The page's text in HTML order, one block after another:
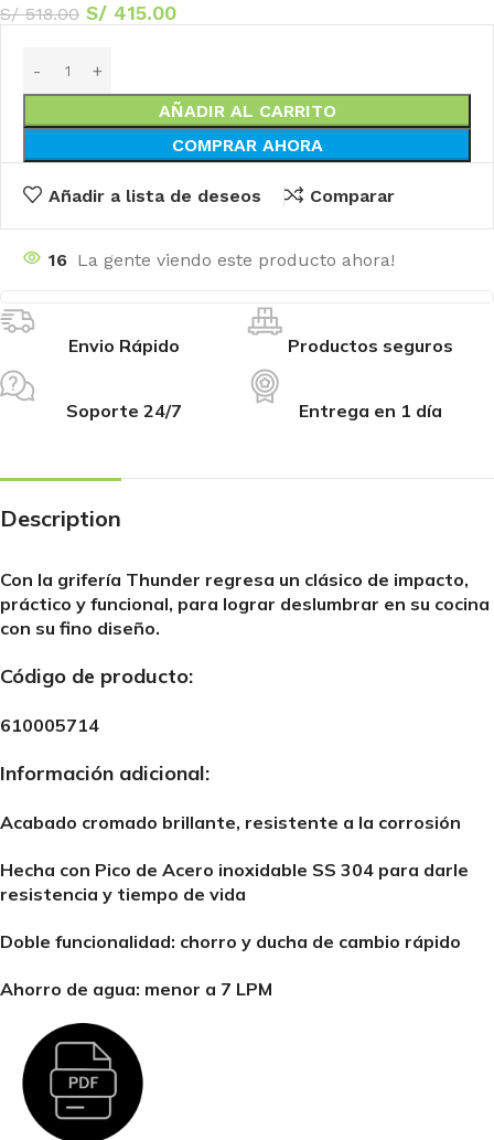
S/518.00 S/ 415.00
AÑADIR AL CARRITO
COMPRAR AHORA
Añadir a lista de deseos Comparar
16 La gente viendo este producto ahora!
Envio Rápido Productos seguros
Soporte 24/7 Entrega en 1 día
Description
Con la grifería Thunder regresa un clásico de impacto,
práctico y funcional, para lograr deslumbrar en su cocina
con su fino diseño.
Código de producto:
610005714
Información adicional:
Acabado cromado brillante, resistente a la corrosión
Hecha con Pico de Acero inoxidable SS 304 para darle
resistencia y tiempo de vida
Doble funcionalidad: chorro y ducha de cambio rápido
Ahorro de agua: menor a 7 LPM